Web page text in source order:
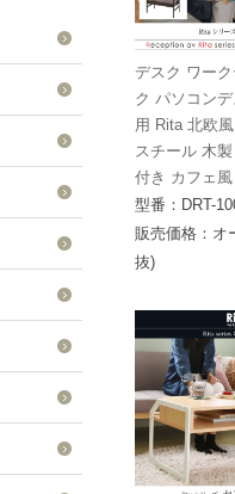
デスク ワー
ク パソコン
用 Rita 北欧
スチール 木
付き カフェ風
型番：DRT-
販売価格：オ
抜)